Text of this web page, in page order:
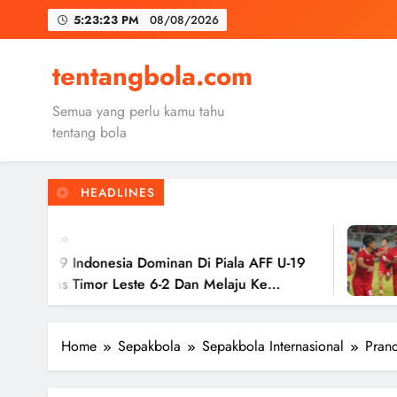
5:23:25 PM 08/08/2026
Malang
Malang
tentangbola.com
Semua yang perlu kamu tahu
tentang bola
HEADLINES
Dominan Di Piala AFF U-19
6-2 Dan Melaju Ke
2 Tahun Ago
Timnas
Hasil
Ke
Home Sepakbola Sepakbola Internasional